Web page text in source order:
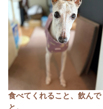
食べてくれること、飲ん
と。